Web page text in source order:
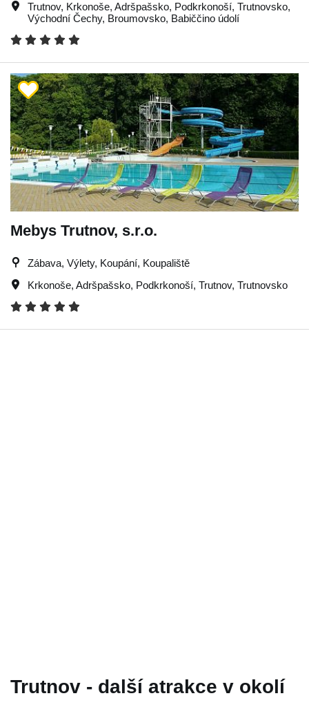
Trutnov, Krkonoše, Adršpašsko, Podkrkonoší, Trutnovsko,
Východní Čechy, Broumovsko, Babiččino údolí
Mebys Trutnov, s.r.o.
Zábava, Výlety, Koupání, Koupaliště
Krkonoše, Adršpašsko, Podkrkonoší, Trutnov, Trutnovsko
Trutnov - další atrakce v okolí